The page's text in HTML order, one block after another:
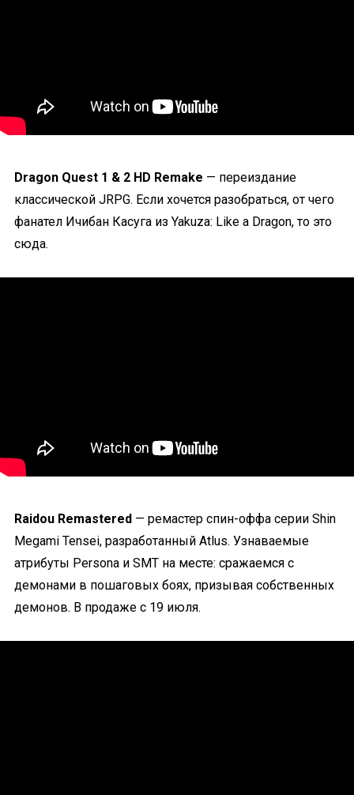
Dragon Quest 1 & 2 HD Remake — переиздание
классической JRPG. Если хочется разобраться, от чего
фанател Ичибан Касуга из Yakuza: Like a Dragon, то это
сюда.
Raidou Remastered — ремастер спин-оффа серии Shin
Megami Tensei, разработанный Atlus. Узнаваемые
атрибуты Persona и SMT на месте: сражаемся с
демонами в пошаговых боях, призывая собственных
демонов. В продаже с 19 июля.